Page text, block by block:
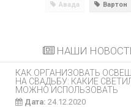
Авада Вартон
НАШИ
КАК ОРГАНИЗОВАТЬ
НА СВАДЬБУ: КАКИЕ
МОЖНО ИСПОЛЬЗОВАТЬ
Дата: 24.12.2020